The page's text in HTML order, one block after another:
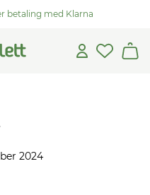
betaling med Klarna
2024